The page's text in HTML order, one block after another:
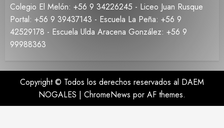
Colegio El Melón: +56 9 34226245 - Liceo Juan Rusque
Portal: +56 9 39437143 - Escuela La Peña: +56 9
42529178 - Escuela Ulda Aracena González: +56 9
99988363
Copyright © Todos los derechos reservados al DAEM
NOGALES | ChromeNews por AF themes.